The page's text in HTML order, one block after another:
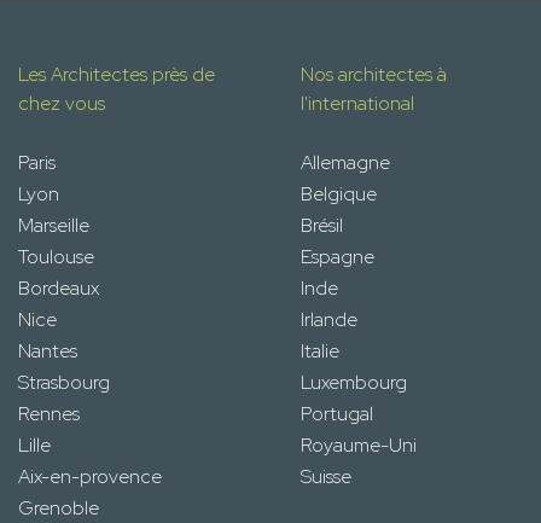
Les Architectes près de
chez vous
Paris
Lyon
Marseille
Toulouse
Bordeaux
Nice
Nantes
Strasbourg
Rennes
Lille
Aix-en-provence
Grenoble
Nos architectes à
l'international
Allemagne
Belgique
Brésil
Espagne
Inde
Irlande
Italie
Luxembourg
Portugal
Royaume-Uni
Suisse